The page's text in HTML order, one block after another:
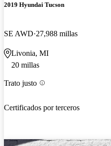
2019 Hyundai Tucson
SE AWD 27,988 millas
Livonia, MI
20 millas
Trato justo
Certificados por terceros